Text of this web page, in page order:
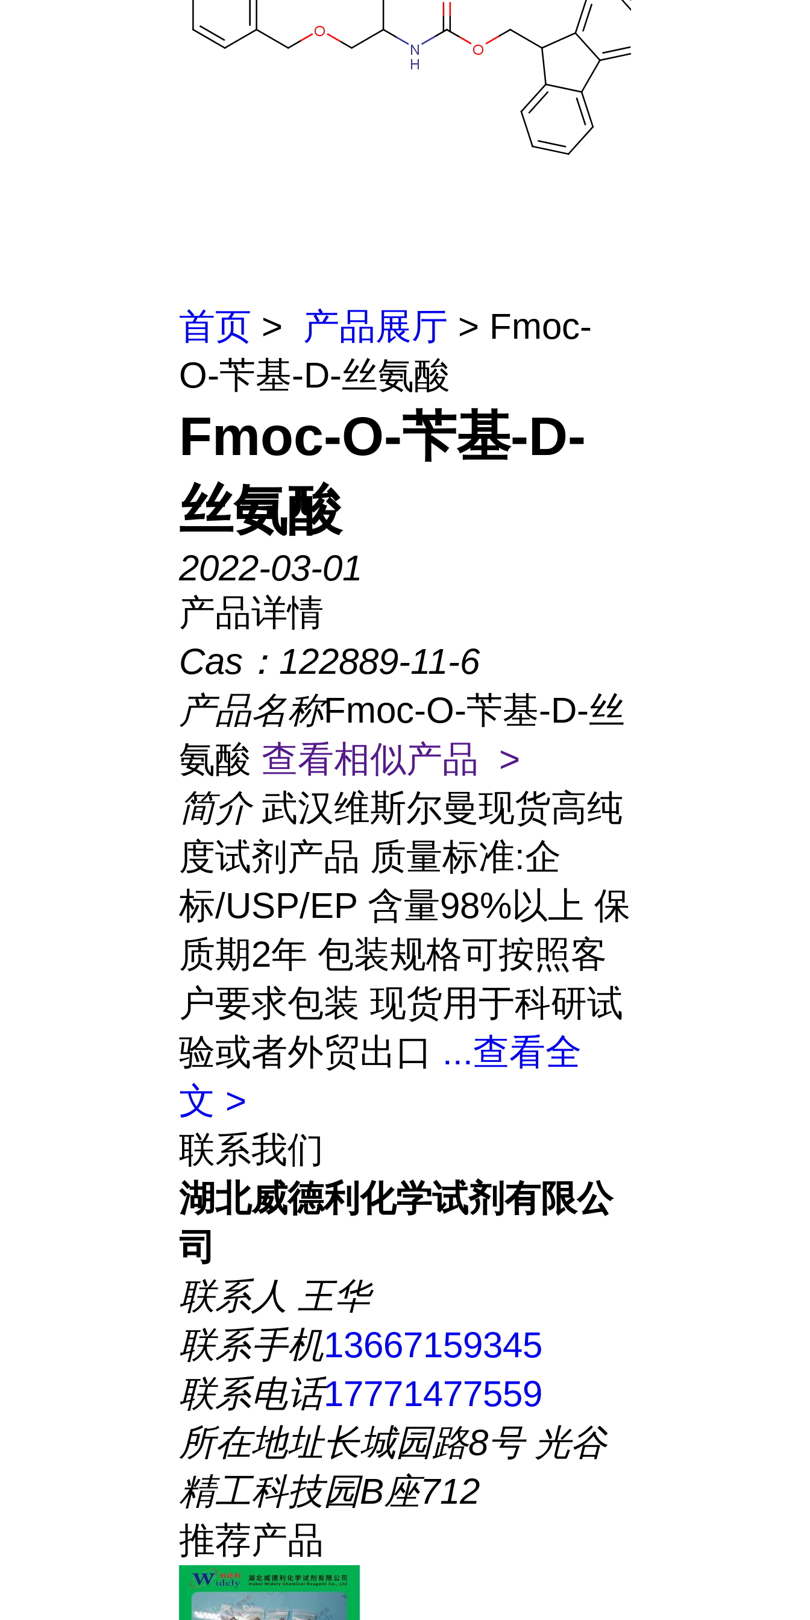
首页 > 产品展厅 > Fmoc-
O-苄基-D-丝氨酸
Fmoc-O-苄基-D-
丝氨酸
2022-03-01
产品详情
Cas： 122889-11-6
产品名称Fmoc-O-苄基-D-丝
氨酸 查看相似产品 >
简介 武汉维斯尔曼现货高纯
度试剂产品 质量标准:企
标/USP/EP 含量98%以上 保
质期2年 包装规格可按照客
户要求包装 现货用于科研试
验或者外贸出口 ...查看全
文 >
联系我们
湖北威德利化学试剂有限公
司
联系人 王华
联系手机13667159345
联系电话17771477559
所在地址长城园路8号 光谷
精工科技园B座712
推荐产品